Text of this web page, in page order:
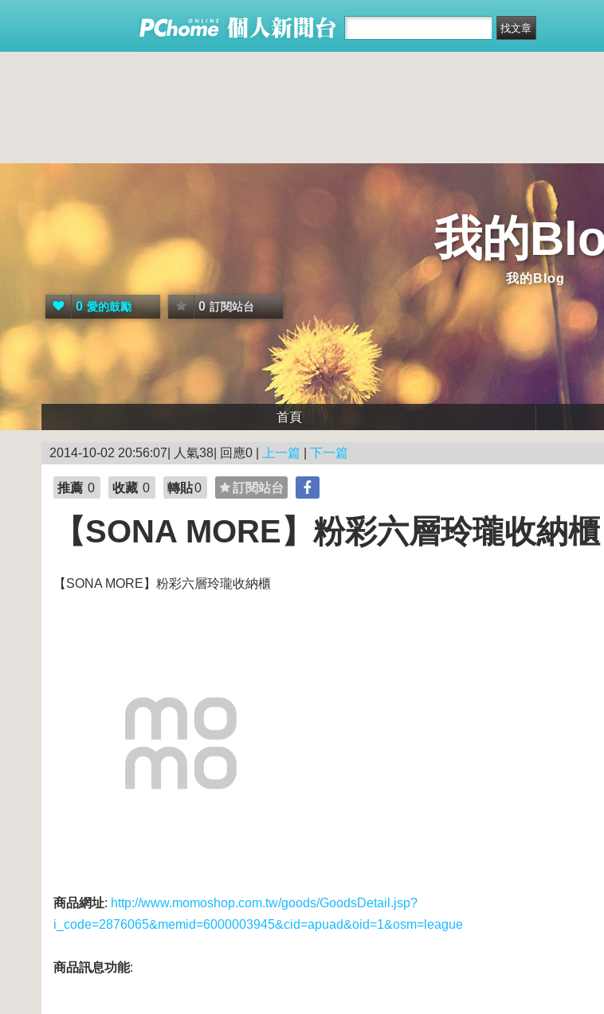
我的
我的Blog
0 愛的鼓勵 0 訂閱站台
首頁
2014-10-02 20:56:07| 人氣38| 回應0 | 上一篇 下一篇
推薦 0 收藏 0 轉貼0 訂閱站台
【SONA MORE】粉彩六層玲瓏收納櫃
【SONA MORE】粉彩六層玲瓏收納櫃
商品網址: http://www.momoshop.com.tw/goods/GoodsDetail.jsp?
i_code=2876065&memid=6000003945&cid=apuad&oid=1&osm=league
商品訊息功能: